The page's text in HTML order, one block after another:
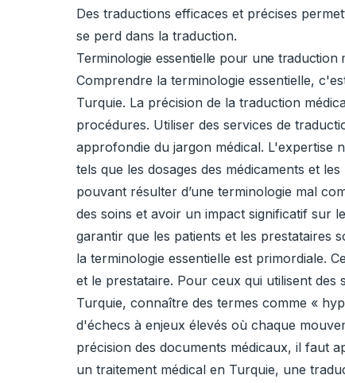
Des traductions efficaces et précises
se perd dans la traduction.
Terminologie essentielle pour une traduction
Comprendre la terminologie essentielle,
Turquie. La précision de la traduction
procédures. Utiliser des services de
approfondie du jargon médical. L'expertise
tels que les dosages des médicaments et
pouvant résulter d’une terminologie mal
des soins et avoir un impact significatif sur
garantir que les patients et les prestataires
la terminologie essentielle est primordiale.
et le prestataire. Pour ceux qui utilisent des
Turquie, connaître des termes comme «
d'échecs à enjeux élevés où chaque
précision des documents médicaux, il faut
un traitement médical en Turquie, une